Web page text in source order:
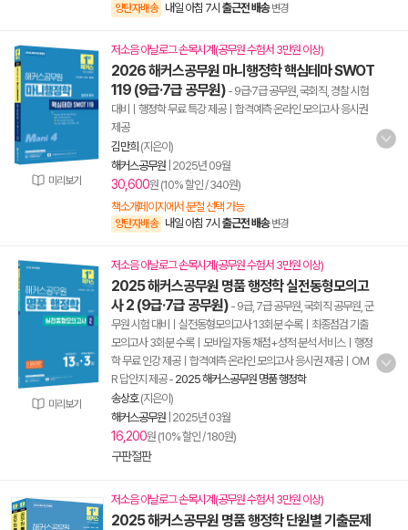
양탄자배송 내일 아침 7시 출근전 배송 변경
미리보기
저소음 아날로그 손목시계(공무원 수험서 3만원 이상)
2026 해커스공무원 마니행정학 핵심테마 SWOT
119 (9급·7급 공무원) - 9급·7급 공무원, 국회직, 경찰 시험
대비ㅣ행정학 무료 특강 제공ㅣ합격예측 온라인 모의고사 응시권
제공
김만희 (지은이)
해커스공무원 2025년 09월
30,600원 (10% 할인 / 340원)
책소개페이지에서 분철 선택 가능
양탄자배송 내일 아침 7시 출근전 배송 변경
미리보기
저소음 아날로그 손목시계(공무원 수험서 3만원 이상)
2025 해커스공무원 명품 행정학 실전동형모의고
사 2 (9급·7급 공무원) - 9급, 7급 공무원, 국회직 공무원, 군
무원 시험 대비ㅣ실전동형모의고사 13회분 수록ㅣ최종점검 기출
모의고사 3회분 수록ㅣ모바일 자동 채점+성적 분석 서비스ㅣ행정
학 무료 인강 제공ㅣ합격예측 온라인 모의고사 응시권 제공ㅣOM
R 답안지 제공- 2025 해커스공무원 명품 행정학
송상호(지은이)
해커스공무원 2025년 03월
16,200원 (10% 할인 / 180원)
구판절판
저소음 아날로그 손목시계(공무원 수험서 3만원 이상)
2025 해커스공무원 명품 행정학 단원별 기출문제